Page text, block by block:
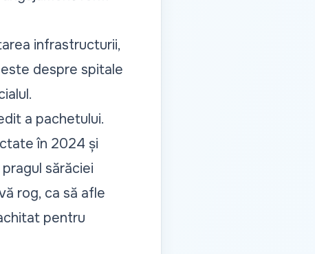
infrastructurii,
despre spitale
a pachetului.
în 2024 și
sărăciei
rog, ca să afle
pentru